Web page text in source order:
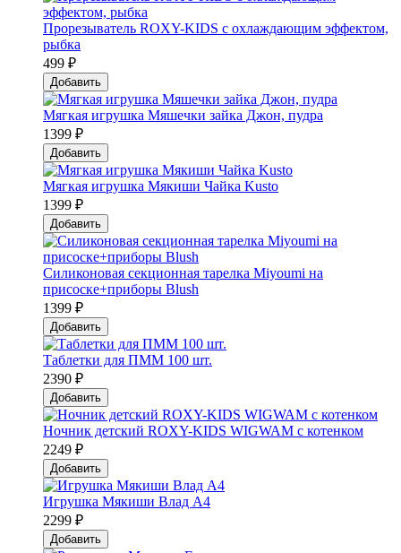
Прорезыватель ROXY-KIDS с охлаждающим эффектом,
рыбка
499 ₽
Добавить
Мягкая игрушка Мяшечки зайка Джон, пудра
1399 ₽
Добавить
Мягкая игрушка Мякиши Чайка Kusto
1399 ₽
Добавить
Силиконовая секционная тарелка Мiyoumi на
присоске+приборы Blush
1399 ₽
Добавить
Таблетки для ПММ 100 шт.
2390 ₽
Добавить
Ночник детский ROXY-KIDS WIGWAM с котенком
2249 ₽
Добавить
Игрушка Мякиши Влад А4
2299 ₽
Добавить